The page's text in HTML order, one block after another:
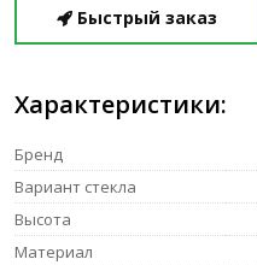
Быстрый заказ
Характеристики:
Бренд
Вариант стекла
Высота
Материал